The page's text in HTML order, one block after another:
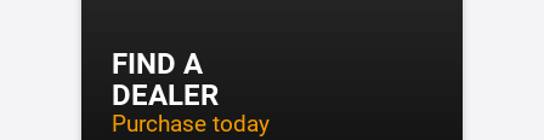
FIND A
DEALER
Purchase today